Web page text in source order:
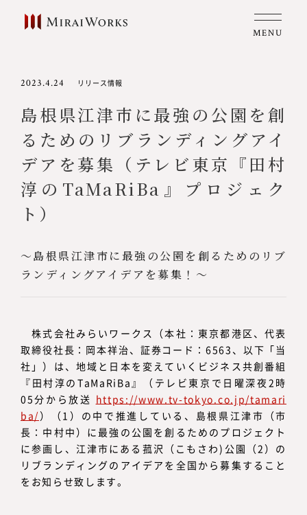
MENU
2023.4.24 リリース情報
島根県江津市に最強の公園を創
るためのリブランディングアイ
デアを募集（テレビ東京『田村
淳のTaMaRiBa』プロジェク
ト）
〜島根県江津市に最強の公園を創るためのリブ
ランディングアイデアを募集！〜
株式会社みらいワークス（本社：東京都港区、代表
取締役社長：岡本祥治、証券コード：6563、以下「当
社」）は、地域と日本を変えていくビジネス共創番組
『田村淳のTaMaRiBa』（テレビ東京で日曜深夜2時
05分から放送 https://www.tv-tokyo.co.jp/tamari
ba/）（1）の中で推進している、島根県江津市（市
長：中村中）に最強の公園を創るためのプロジェクト
に参画し、江津市にある菰沢（こもさわ)公園（2）の
リブランディングのアイデアを全国から募集すること
をお知らせ致します。